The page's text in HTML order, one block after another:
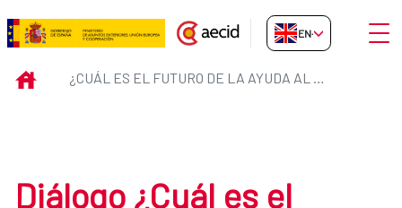
Skip to Main Content
¿Cuál es el futuro de la ayuda al
EN-GB
INICIO ¿CUÁL ES EL FUTURO DE LA AYUDA AL DESARROLLO?
Diálogo ¿Cuál es el